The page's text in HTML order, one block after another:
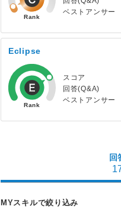
ベストアンサー
Eclipse
スコア
回答(Q&A)
ベストアンサー
回
MYスキルで絞り込み